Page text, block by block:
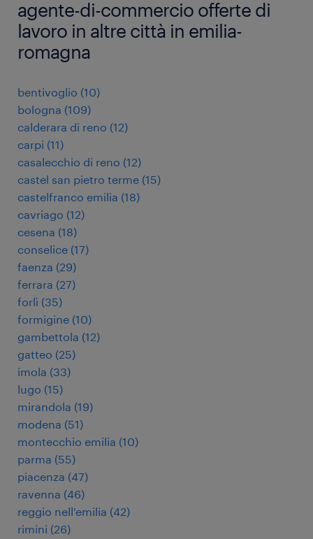
agente-di-commercio offerte di
lavoro in altre città in emilia-
romagna
bentivoglio (10)
bologna (109)
calderara di reno (12)
carpi (11)
casalecchio di reno (12)
castel san pietro terme (15)
castelfranco emilia (18)
cavriago (12)
cesena (18)
conselice (17)
faenza (29)
ferrara (27)
forlì (35)
formigine (10)
gambettola (12)
gatteo (25)
imola (33)
lugo (15)
mirandola (19)
modena (51)
montecchio emilia (10)
parma (55)
piacenza (47)
ravenna (46)
reggio nell'emilia (42)
rimini (26)